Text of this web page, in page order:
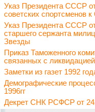
Указ Президента СССР
советских спортсменов
Указ Президента СССР
старшего сержанта
Звезды
Приказ Таможенного
связанных с
Заметки из газет 1992
Демографические
1996гг
Декрет СНК РСФСР от